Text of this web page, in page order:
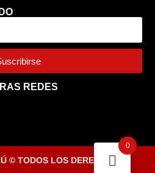
REDES
© TODOS LOS DERECHOS
0